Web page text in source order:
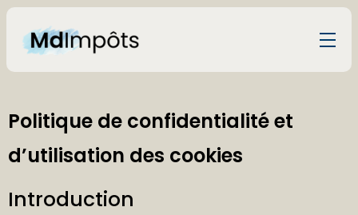
Politique de confidentialité et
d’utilisation des cookies
Introduction